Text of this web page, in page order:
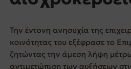
Την έντονη ανησυχία της
κοινότητας του εξέφρασε το
ζητώντας την άμεση λήψη
αντιμετώπιση των αυξήσεων